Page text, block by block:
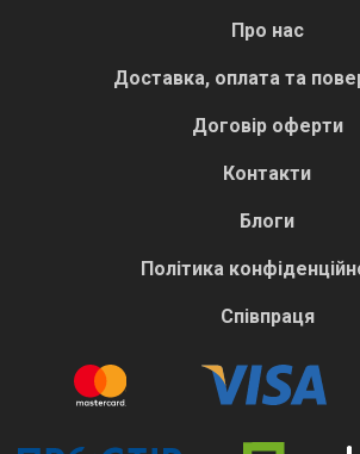
Про нас
Доставка, оплата та
Договір оферти
Контакти
Блоги
Політика
Співпраця